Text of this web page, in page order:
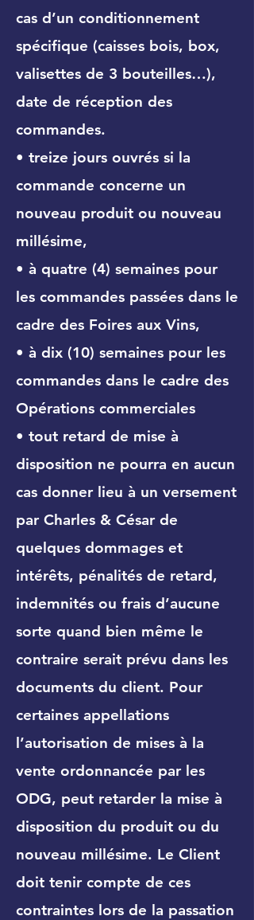
cas d’un conditionnement
spécifique (caisses bois, box,
valisettes de 3 bouteilles…),
date de réception des
commandes.
• treize jours ouvrés si la
commande concerne un
nouveau produit ou nouveau
millésime,
• à quatre (4) semaines pour
les commandes passées dans le
cadre des Foires aux Vins,
• à dix (10) semaines pour les
commandes dans le cadre des
Opérations commerciales
• tout retard de mise à
disposition ne pourra en aucun
cas donner lieu à un versement
par Charles & César de
quelques dommages et
intérêts, pénalités de retard,
indemnités ou frais d’aucune
sorte quand bien même le
contraire serait prévu dans les
documents du client. Pour
certaines appellations
l’autorisation de mises à la
vente ordonnancée par les
ODG, peut retarder la mise à
disposition du produit ou du
nouveau millésime. Le Client
doit tenir compte de ces
contraintes lors de la passation